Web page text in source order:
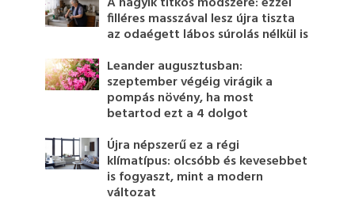
filléres masszával lesz újra tiszta
az odaégett lábos súrolás nélkül is
Leander augusztusban:
szeptember végéig virágik a
pompás növény, ha most
betartod ezt a 4 dolgot
Újra népszerű ez a régi
klímatípus: olcsóbb és kevesebbet
is fogyaszt, mint a modern
változat